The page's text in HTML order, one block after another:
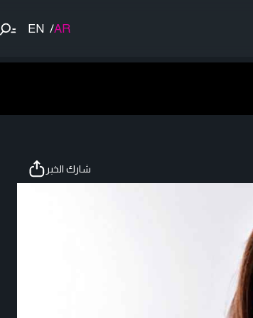
AR
/
EN
شارك الخبر